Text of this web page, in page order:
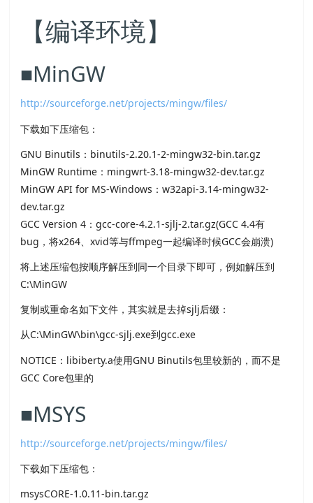
【编译环境】
■MinGW
http://sourceforge.net/projects/mingw/files/
下载如下压缩包：
GNU Binutils：binutils-2.20.1-2-mingw32-bin.tar.gz
MinGW Runtime：mingwrt-3.18-mingw32-dev.tar.gz
MinGW API for MS-Windows：w32api-3.14-mingw32-
dev.tar.gz
GCC Version 4：gcc-core-4.2.1-sjlj-2.tar.gz(GCC 4.4有
bug，将x264、xvid等与ffmpeg一起编译时候GCC会崩溃)
将上述压缩包按顺序解压到同一个目录下即可，例如解压到
C:\MinGW
复制或重命名如下文件，其实就是去掉sjlj后缀：
从C:\MinGW\bin\gcc-sjlj.exe到gcc.exe
NOTICE：libiberty.a使用GNU Binutils包里较新的，而不是
GCC Core包里的
■MSYS
http://sourceforge.net/projects/mingw/files/
下载如下压缩包：
msysCORE-1.0.11-bin.tar.gz